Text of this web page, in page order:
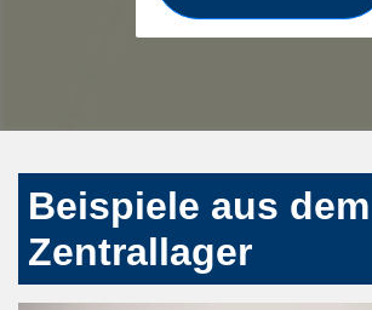
Beispiele aus dem
Zentrallager